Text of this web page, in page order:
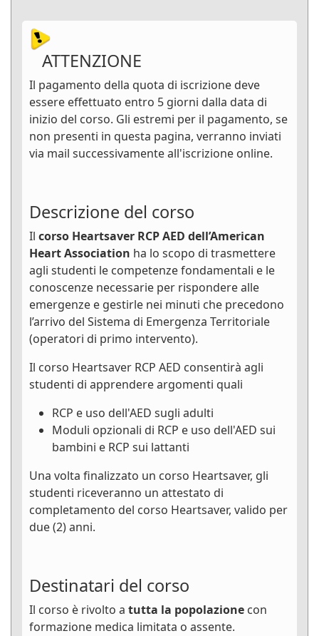
ATTENZIONE
Il pagamento della quota di iscrizione deve
essere effettuato entro 5 giorni dalla data di
inizio del corso. Gli estremi per il pagamento, se
non presenti in questa pagina, verranno inviati
via mail successivamente all'iscrizione online.
Descrizione del corso
Il corso Heartsaver RCP AED dell’American
Heart Association ha lo scopo di trasmettere
agli studenti le competenze fondamentali e le
conoscenze necessarie per rispondere alle
emergenze e gestirle nei minuti che precedono
l’arrivo del Sistema di Emergenza Territoriale
(operatori di primo intervento).
Il corso Heartsaver RCP AED consentirà agli
studenti di apprendere argomenti quali
RCP e uso dell'AED sugli adulti
Moduli opzionali di RCP e uso dell'AED sui
bambini e RCP sui lattanti
Una volta finalizzato un corso Heartsaver, gli
studenti riceveranno un attestato di
completamento del corso Heartsaver, valido per
due (2) anni.
Destinatari del corso
Il corso è rivolto a tutta la popolazione con
formazione medica limitata o assente.